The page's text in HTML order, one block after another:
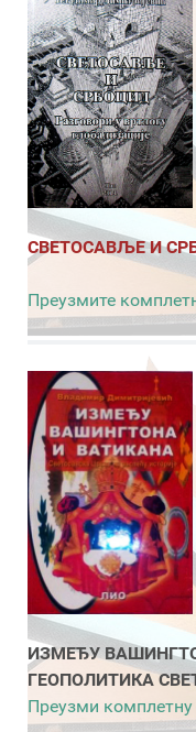
СВЕТОСАВЉЕ И
Преузмите
ИЗМЕЂУ
ГЕОПОЛИТИКА
Преузми